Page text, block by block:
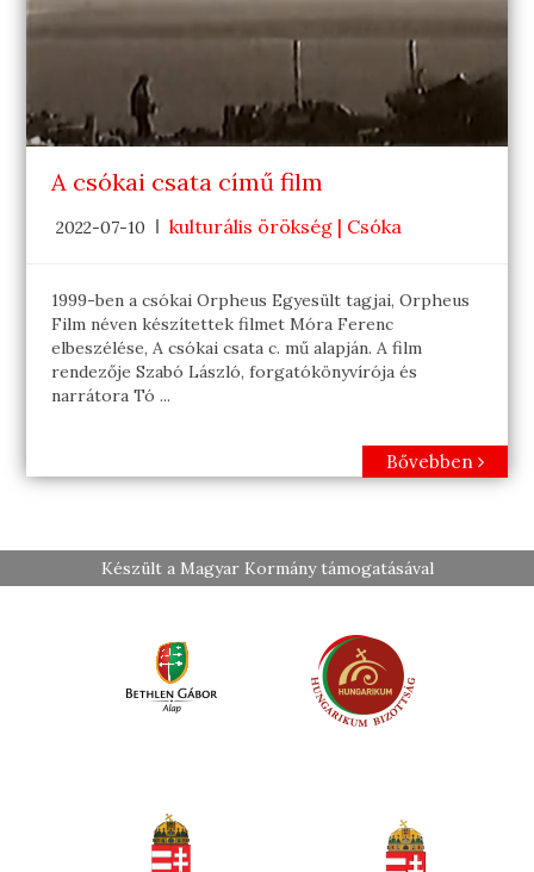
A csókai csata című film
2022-07-10 kulturális örökség | Csóka
1999-ben a csókai Orpheus Egyesült tagjai, Orpheus
Film néven készítettek filmet Móra Ferenc
elbeszélése, A csókai csata c. mű alapján. A film
rendezője Szabó László, forgatókönyvírója és
narrátora Tó ...
Bővebben
Készült a Magyar Kormány támogatásával